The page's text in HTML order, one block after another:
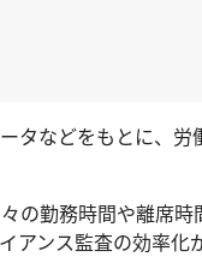
タなどをもとに、
の勤務時間や離席
ンス監査の効率化